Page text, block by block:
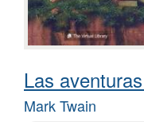
Las
Mark Twain